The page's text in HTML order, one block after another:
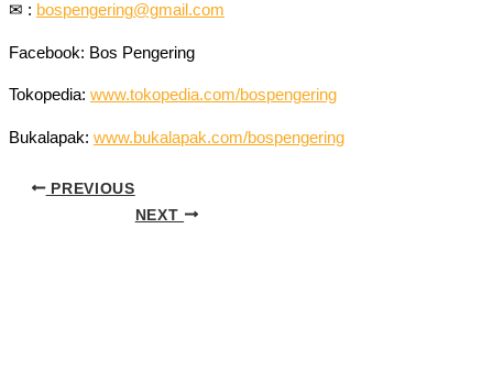
✉ : bospengering@gmail.com
Facebook: Bos Pengering
Tokopedia: www.tokopedia.com/bospengering
Bukalapak: www.bukalapak.com/bospengering
PREVIOUS
NEXT